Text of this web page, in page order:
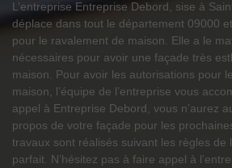
L’entreprise Entreprise Debord, sise à
déplace dans tout le département 09000
pour le ravalement de maison. Elle a le
nécessaires pour avoir une façade très
maison. Pour avoir les autorisations pour
maison, l’équipe de l’entreprise vous
appel à Entreprise Debord, vous n’aurez
propos de votre façade pour les
travaux sont réalisés suivant les règles de
parfait. N’hésitez pas à faire appel à